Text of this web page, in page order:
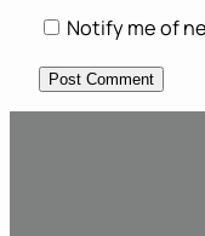
Notify me of